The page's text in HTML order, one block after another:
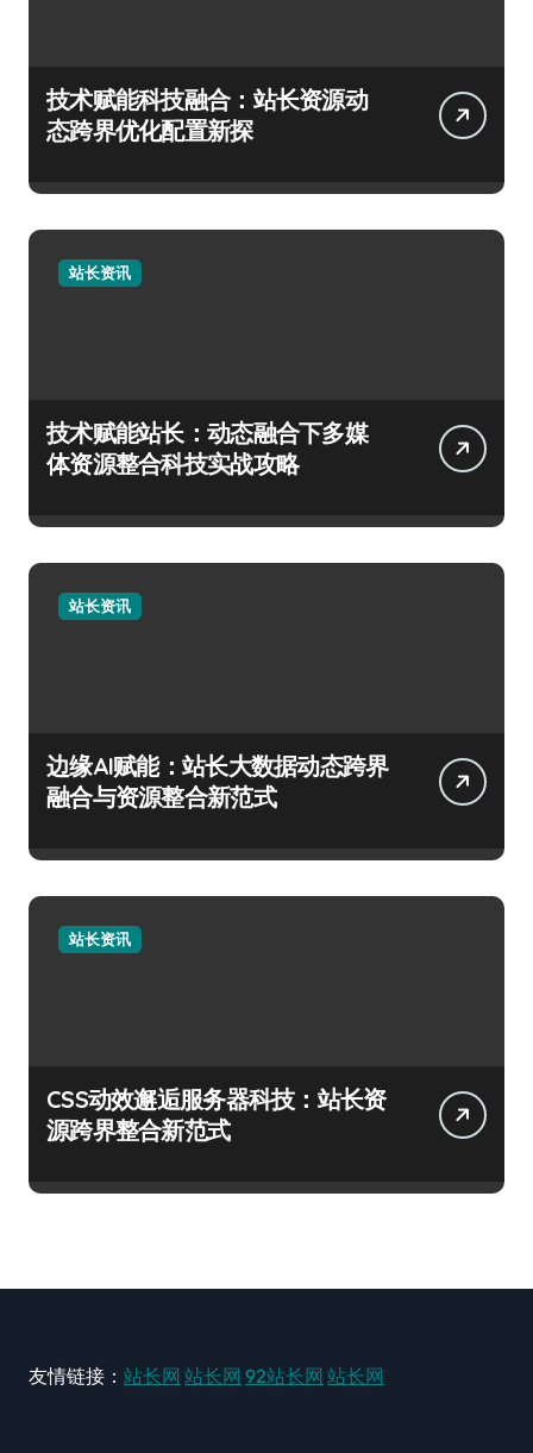
技术赋能科技融合：站长资源动
态跨界优化配置新探
站长资讯
技术赋能站长：动态融合下多媒
体资源整合科技实战攻略
站长资讯
边缘AI赋能：站长大数据动态跨界
融合与资源整合新范式
站长资讯
CSS动效邂逅服务器科技：站长资
源跨界整合新范式
友情链接： 站长网 站长网 92站长网 站长网